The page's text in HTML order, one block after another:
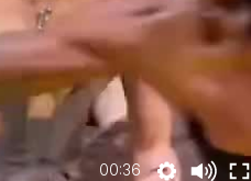
00:36